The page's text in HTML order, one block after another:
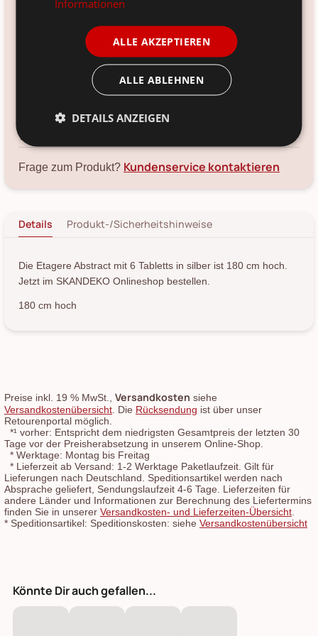
Voraussichtliche Lieferung:
12. Aug
Frage zum Produkt? Kundenservice kontaktieren
Details Produkt-/Sicherheitshinweise
Die Etagere Abstract mit 6 Tabletts in silber ist 180 cm hoch.
Jetzt im SKANDEKO Onlineshop bestellen.
180 cm hoch
Preise inkl. 19 % MwSt., Versandkosten siehe
Versandkostenübersicht . Die Rücksendung ist über unser
Retourenportal möglich.
*¹ vorher: Entspricht dem niedrigsten Gesamtpreis der letzten 30
Tage vor der Preisherabsetzung in unserem Online-Shop.
* Werktage: Montag bis Freitag
* Lieferzeit ab Versand: 1-2 Werktage Paketlaufzeit. Gilt für
Lieferungen nach Deutschland. Speditionsartikel werden nach
Absprache geliefert, Sendungslaufzeit 4-6 Tage. Lieferzeiten für
andere Länder und Informationen zur Berechnung des Liefertermins
finden Sie in unserer Versandkosten- und Lieferzeiten-Übersicht
* Speditionsartikel: Speditionskosten: siehe Versandkostenübersicht
Könnte Dir auch gefallen...
Informationen
ALLE AKZEPTIEREN
ALLE ABLEHNEN
DETAILS ANZEIGEN